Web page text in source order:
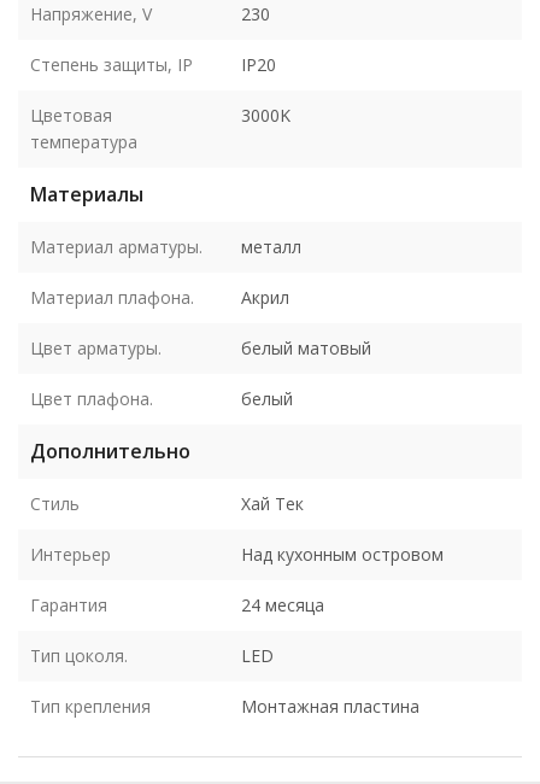
Напряжение, V 230
Степень защиты, IP IP20
Цветовая
температура
3000K
Материалы
Материал арматуры. металл
Материал плафона. Акрил
Цвет арматуры. белый матовый
Цвет плафона. белый
Дополнительно
Стиль Хай Тек
Интерьер Над кухонным островом
Гарантия 24 месяца
Тип цоколя. LED
Тип крепления Монтажная пластина